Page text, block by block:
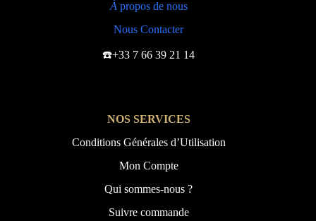
À propos de nous
Nous Contacter
☎️+33 7 66 39 21 14
NOS SERVICES
Conditions Générales d’Utilisation
Mon Compte
Qui sommes-nous ?
Suivre commande